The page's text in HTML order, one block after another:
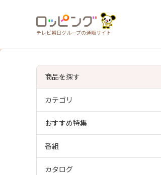
テレビ朝日グループの通販サイト
商品を探す
カテゴリ
おすすめ特集
番組
カタログ